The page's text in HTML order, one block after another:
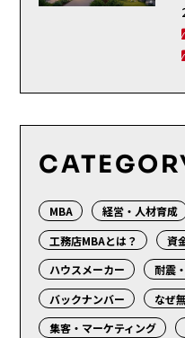
MBA 経営・人材育成
工務店MBAとは？
資
ハウスメーカー
耐震
バックナンバー
なぜ
集客・マーケティング